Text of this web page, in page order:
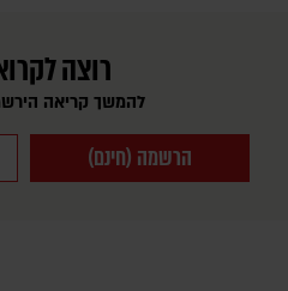
רוצה
להמשך קריאה
הרשמה (חינם)